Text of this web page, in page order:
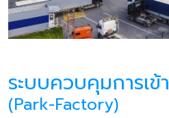
ระบบควบคุมการเข้
(Park-Factory)